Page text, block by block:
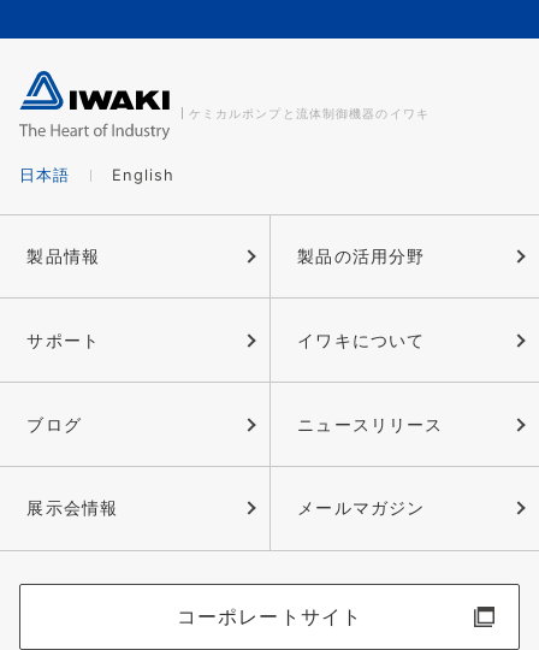
ケミカルポンプと流体制御機器のイワキ
日本語 English
製品情報 製品の活用分野
サポート イワキについて
ブログ ニュースリリース
展示会情報 メールマガジン
コーポレートサイト